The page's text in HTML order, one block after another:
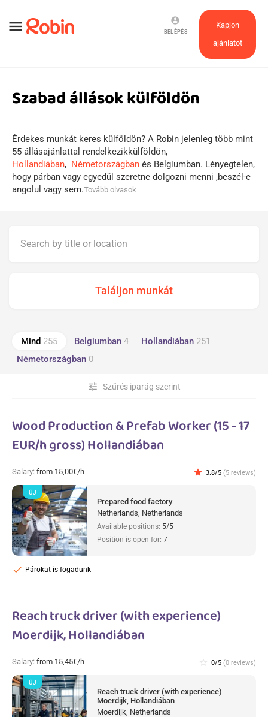
menu
Kapjon
ajánlatot
account_circle
BELÉPÉS
Szabad állások külföldön
Érdekes munkát keres külföldön? A Robin jelenleg több mint
55 állásajánlattal rendelkezikkülföldön,
Hollandiában, Németországban és Belgiumban. Lényegtelen,
hogy párban vagy egyedül szeretne dolgozni menni ,beszél-e
angolul vagy sem.Tovább olvasok
Mind 255 Belgiumban 4 Hollandiában 251
Németországban 0
Szűrés iparág szerint
tune
Wood Production & Prefab Worker (15 - 17
EUR/h gross) Hollandiában
Salary: from 15,00€/h star 3.8/5 (5 reviews)
Prepared food factory
Netherlands, Netherlands
Available positions: 5/5
Position is open for: 7
Párokat is fogadunk
check
ÚJ
Reach truck driver (with experience)
Moerdijk, Hollandiában
Salary: from 15,45€/h star_border 0/5 (0 reviews)
Reach truck driver (with experience)
Moerdijk, Hollandiában
Moerdijk, Netherlands
ÚJ